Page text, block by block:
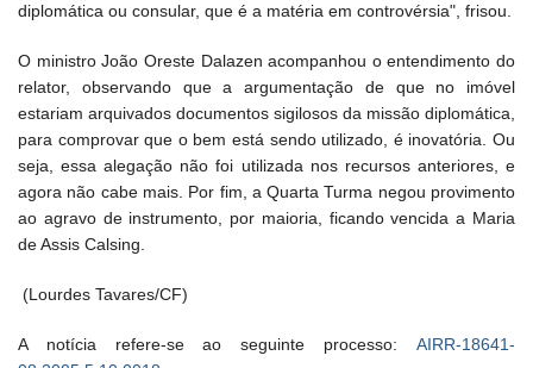
diplomática ou consular, que é a matéria em controvérsia", frisou.
O ministro João Oreste Dalazen acompanhou o entendimento do
relator, observando que a argumentação de que no imóvel
estariam arquivados documentos sigilosos da missão diplomática,
para comprovar que o bem está sendo utilizado, é inovatória. Ou
seja, essa alegação não foi utilizada nos recursos anteriores, e
agora não cabe mais. Por fim, a Quarta Turma negou provimento
ao agravo de instrumento, por maioria, ficando vencida a Maria
de Assis Calsing.
(Lourdes Tavares/CF)
A notícia refere-se ao seguinte processo: AIRR-18641-